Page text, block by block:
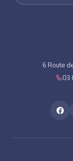
6 Route
03